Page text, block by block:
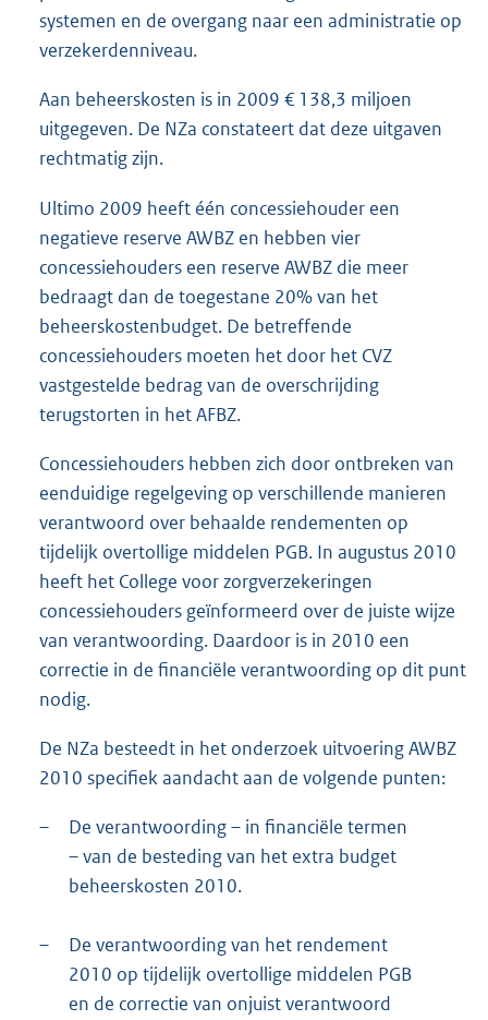
systemen en de overgang naar een administratie op
verzekerdenniveau.
Aan beheerskosten is in 2009 € 138,3 miljoen
uitgegeven. De NZa constateert dat deze uitgaven
rechtmatig zijn.
Ultimo 2009 heeft één concessiehouder een
negatieve reserve AWBZ en hebben vier
concessiehouders een reserve AWBZ die meer
bedraagt dan de toegestane 20% van het
beheerskostenbudget. De betreffende
concessiehouders moeten het door het CVZ
vastgestelde bedrag van de overschrijding
terugstorten in het AFBZ.
Concessiehouders hebben zich door ontbreken van
eenduidige regelgeving op verschillende manieren
verantwoord over behaalde rendementen op
tijdelijk overtollige middelen PGB. In augustus 2010
heeft het College voor zorgverzekeringen
concessiehouders geïnformeerd over de juiste wijze
van verantwoording. Daardoor is in 2010 een
correctie in de financiële verantwoording op dit punt
nodig.
De NZa besteedt in het onderzoek uitvoering AWBZ
2010 specifiek aandacht aan de volgende punten:
–
De verantwoording – in financiële termen
– van de besteding van het extra budget
beheerskosten 2010.
–
De verantwoording van het rendement
2010 op tijdelijk overtollige middelen PGB
en de correctie van onjuist verantwoord